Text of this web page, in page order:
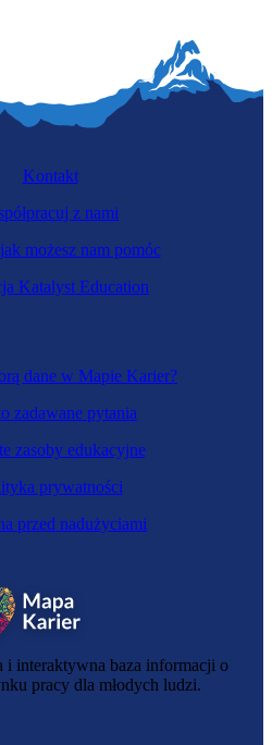
i interaktywna baza informacji o
pracy dla młodych ludzi.
dane w Mapie Karier?
zadawane pytania
zasoby edukacyjne
prywatności
przed nadużyciami
Kontakt
z nami
możesz nam pomóc
Katalyst Education